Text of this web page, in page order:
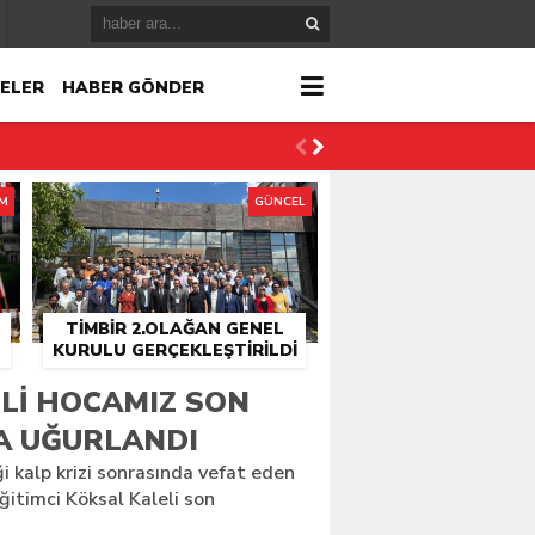
HABER GÖNDER
TİMBİR 2.OLAĞAN GENEL
KURULU GERÇEKLEŞTIRILDI
GÜNCEL
HOCAMIZ SON
UĞURLANDI
krizi sonrasında vefat eden
Köksal Kaleli son